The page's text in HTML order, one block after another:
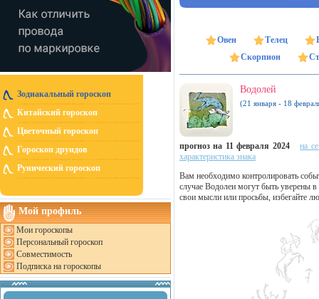
Зодиакальный гороскоп
Китайский гороскоп
Цветочный гороскоп
Гороскоп друидов
Рунический гороскоп
Мой профиль
Мои гороскопы
Персональный гороскоп
Совместимость
Подписка на гороскопы
Овен Телец
Скорпион
Водолей
(21 января - 18
прогноз на 11 февраля 2024
на
характеристика знака
Вам необходимо контролировать
случае Водолеи могут быть уверены в
свои мысли или просьбы, избегайте